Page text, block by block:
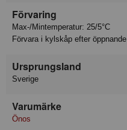
Förvaring
Max-/Mintemperatur: 25/5°C
Förvara i kylskåp efter öppnande
Ursprungsland
Sverige
Varumärke
Önos